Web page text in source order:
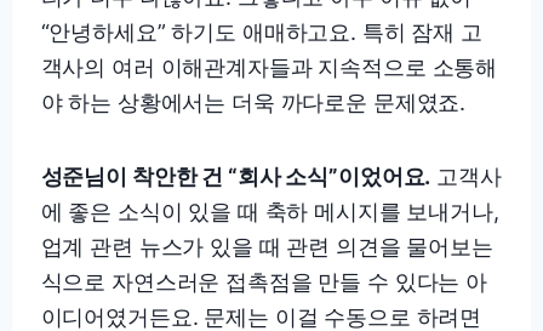
“안녕하세요” 하기도 애매하고요. 특히 잠재 고
객사의 여러 이해관계자들과 지속적으로 소통해
야 하는 상황에서는 더욱 까다로운 문제였죠.
성준님이 착안한 건 “회사 소식”이었어요. 고객사
에 좋은 소식이 있을 때 축하 메시지를 보내거나,
업계 관련 뉴스가 있을 때 관련 의견을 물어보는
식으로 자연스러운 접촉점을 만들 수 있다는 아
이디어였거든요. 문제는 이걸 수동으로 하려면